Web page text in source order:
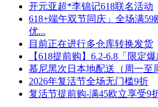
开元亚超*李锦记618联名活动
618+端午双节同庆」全场满59
优...
目前正在进行多仓库转换发货
【618提前购】6.2-6.8「限定
慕尼黑次日本地配送（周一至
2026年复活节全场无门槛9折
复活节提前购-满45欧立享受9